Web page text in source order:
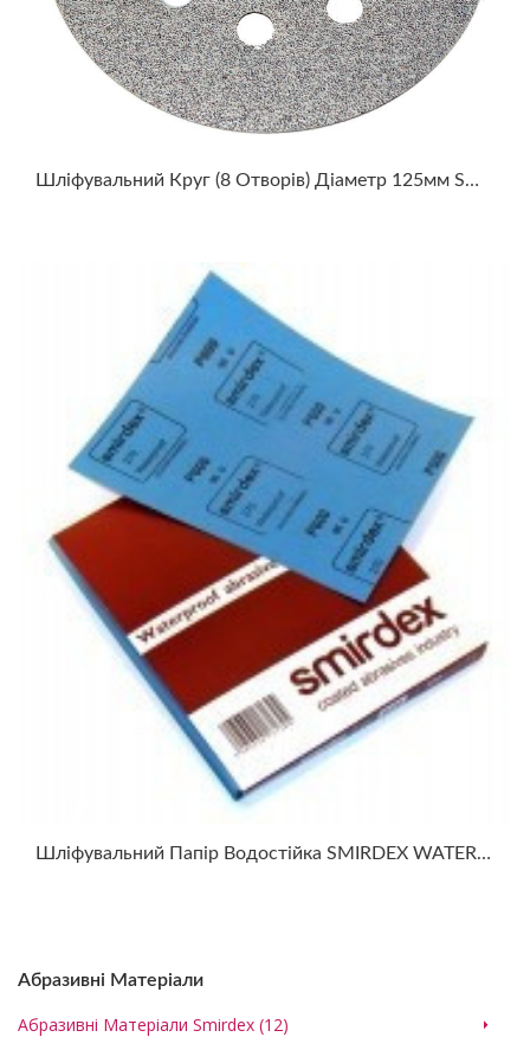
Абразивні Матеріали
Абразивні Матеріали Smirdex (12)
Шліфувальний Круг (8 Отворів) Діаметр 125мм SMIRDEX WHITE DRY SANTING LINE 510
Шліфувальний Папір Водостійка SMIRDEX WATERPROOF ABRASIVE PAPER 270